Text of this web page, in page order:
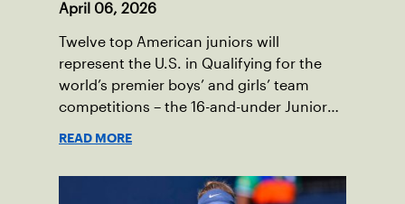
April 06, 2026
Twelve top American juniors will
represent the U.S. in Qualifying for the
world’s premier boys’ and girls’ team
competitions – the 16-and-under Junior
READ MORE